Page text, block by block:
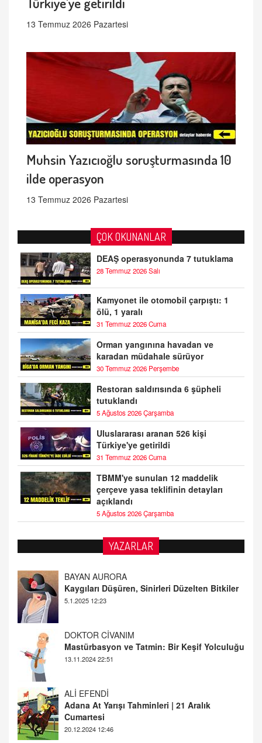
13 Temmuz 2026 Pazartesi
Muhsin Yazıcıoğlu soruşturmasında 10
ilde operasyon
13 Temmuz 2026 Pazartesi
ÇOK OKUNANLAR
DEAŞ operasyonunda 7 tutuklama
28 Temmuz 2026 Salı
Kamyonet ile otomobil çarpıştı: 1
ölü, 1 yaralı
31 Temmuz 2026 Cuma
Orman yangınına havadan ve
karadan müdahale sürüyor
30 Temmuz 2026 Perşembe
Restoran saldırısında 6 şüpheli
tutuklandı
5 Ağustos 2026 Çarşamba
Uluslararası aranan 526 kişi
Türkiye'ye getirildi
31 Temmuz 2026 Cuma
TBMM'ye sunulan 12 maddelik
çerçeve yasa teklifinin detayları
açıklandı
5 Ağustos 2026 Çarşamba
YAZARLAR
DOKTOR CİVANIM
Mastürbasyon ve Tatmin: Bir Keşif Yolculuğu
13.11.2024 22:51
ALİ EFENDİ
Adana At Yarışı Tahminleri | 21 Aralık
Cumartesi
TUTKUNUN PERİSİ
Sağlıklı Bir Cinsel Yaşam ile İlgili Bilinmesi
Gerekenler
08.11.2024 13:16